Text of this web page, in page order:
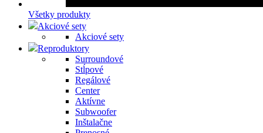
Všetky produkty
Akciové sety
Akciové sety
Reproduktory
Surroundové
Stĺpové
Regálové
Center
Aktívne
Subwoofer
Inštalačne